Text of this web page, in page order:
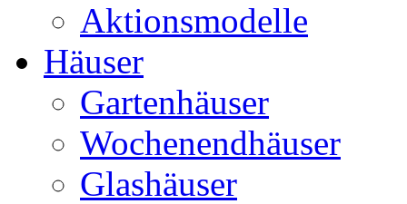
Aktionsmodelle
Häuser
Gartenhäuser
Wochenendhäuser
Glashäuser